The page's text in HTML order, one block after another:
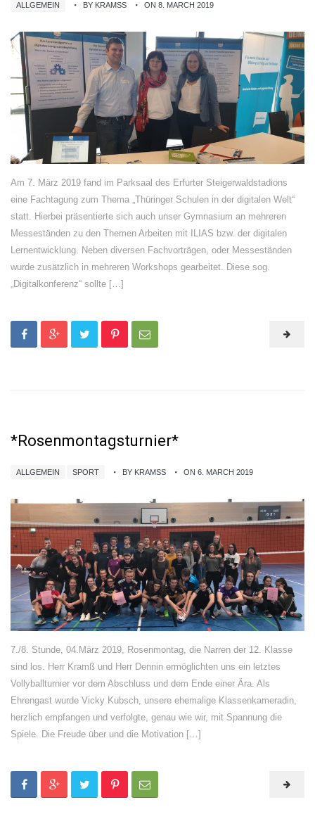
ALLGEMEIN BY KRAMSS ON 8. MARCH 2019
Am 7. März 2019 fand im Parksaal des Erfurter Steigerwaldstadions
eine Fachtagung zum Thema „Thüringer Schulen in der digitalen Welt“
statt. Hierbei präsentierte sich auch unser Gymnasium an mehreren
Messeständen zu den Themen Arbeiten mit ILIAS bzw. der digitalen
Lernentwicklung. Neben diversen Fachvorträgen, oder Messeständen
wurde zusätzlich in mehreren Workshops gearbeitet. Diese sog.
„Digitalkonferenz“ sollte […]
*Rosenmontagsturnier*
ALLGEMEIN SPORT BY KRAMSS ON 6. MARCH 2019
7./8. Stunde, 04.März 2019, Rosenmontag, die Narren der 12. Klasse
sind los. Herr Kramß und Herr Dennin ermöglichten uns ein letztes
Vollyballturnier vor dem Abschluss und dem Ende einer Ära. Als
Ehrengast wurde Vicky Kubsch, unsere ehemalige Klassenkameradin,
herzlich empfangen und verfolgte, genau wie wir, mit Spannung die
Spiele. Die Freude über und die Motivation […]